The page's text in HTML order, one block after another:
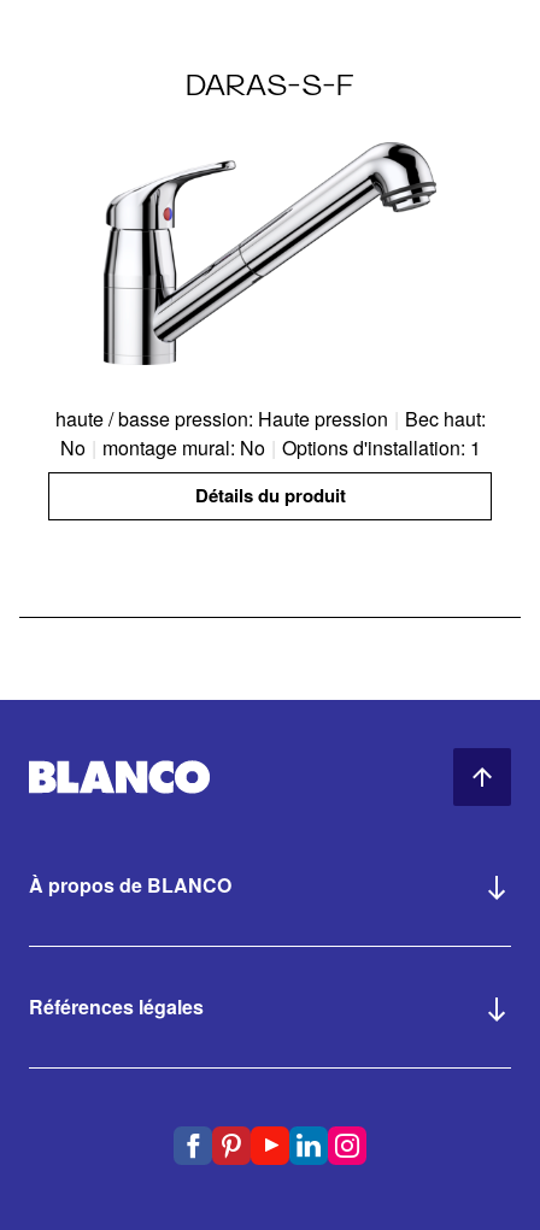
DARAS-S-F
haute / basse pression: Haute pression | Bec haut:
No | montage mural: No | Options d'installation: 1
Détails du produit
À propos de BLANCO
Références légales